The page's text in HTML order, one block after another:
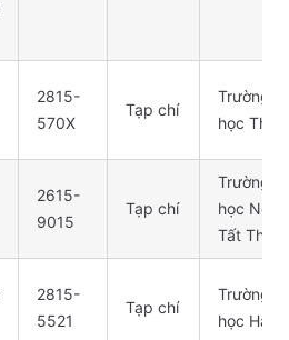
2815-
570X
Tạp chí
Trường
học
2615-
9015
Tạp chí
Trường
học
Tất
2815-
5521
Tạp chí
Trường
học Hạ